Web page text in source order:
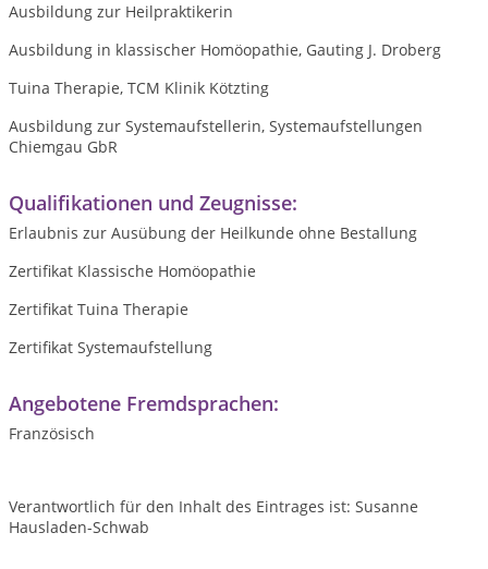
Ausbildung zur Heilpraktikerin
Ausbildung in klassischer Homöopathie, Gauting J. Droberg
Tuina Therapie, TCM Klinik Kötzting
Ausbildung zur Systemaufstellerin, Systemaufstellungen
Chiemgau GbR
Qualifikationen und Zeugnisse:
Erlaubnis zur Ausübung der Heilkunde ohne Bestallung
Zertifikat Klassische Homöopathie
Zertifikat Tuina Therapie
Zertifikat Systemaufstellung
Angebotene Fremdsprachen:
Französisch
Verantwortlich für den Inhalt des Eintrages ist: Susanne
Hausladen-Schwab